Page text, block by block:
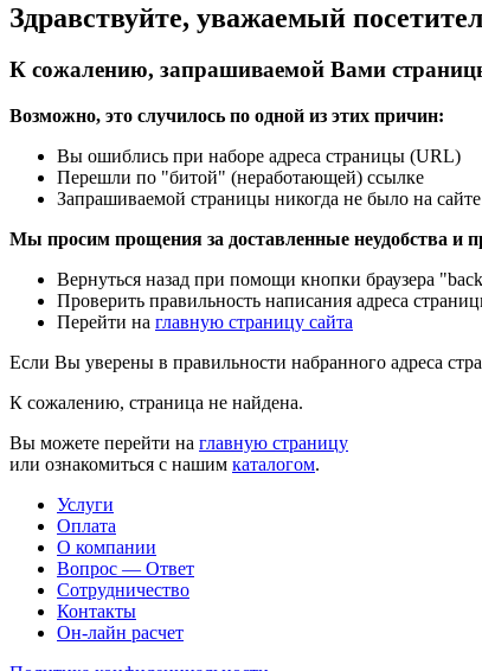
Здравствуйте, уважаемый
К сожалению, запрашиваемой Вами
Возможно, это случилось по одной из этих причин:
Вы ошиблись при наборе адреса страницы (URL)
Перешли по "битой" (неработающей) ссылке
Запрашиваемой страницы никогда не было на
Мы просим прощения за доставленные неудобства и
Вернуться назад при помощи кнопки браузера
Проверить правильность написания адреса
Перейти на главную страницу сайта
Если Вы уверены в правильности набранного адреса
К сожалению, страница не найдена.
Вы можете перейти на главную страницу
или ознакомиться с нашим каталогом.
Услуги
Оплата
О компании
Вопрос — Ответ
Сотрудничество
Контакты
Он-лайн расчет